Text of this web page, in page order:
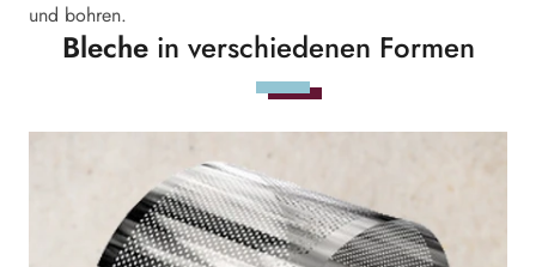
und bohren.
Blechein verschiedenen Formen